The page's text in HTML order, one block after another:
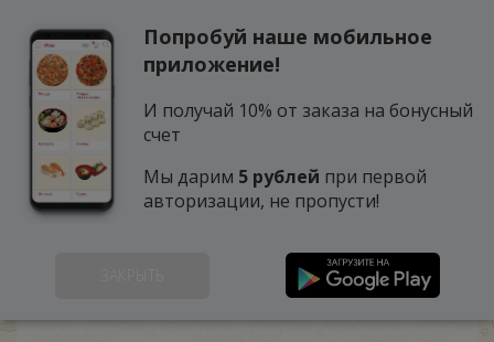
Попробуй наше мобильное
приложение!
И получай 10% от заказа на бонусный
счет
Мы дарим 5 рублей при первой
авторизации, не пропусти!